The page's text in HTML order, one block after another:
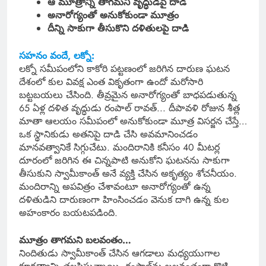
అనారోగ్యంతో అనుకోకుండా మూత్రం
దీన్ని సాకుగా తీసుకొని దళితులపై దాడి
సహనం వందే, లక్నో:
లక్నో సమీపంలోని కాకోరి పట్టణంలో జరిగిన దారుణ ఘటన
దేశంలో కుల వివక్ష ఎంత వికృతంగా ఉందో మరోసారి
బట్టబయలు చేసింది. తీవ్రమైన అనారోగ్యంతో బాధపడుతున్న
65 ఏళ్ల దళిత వృద్ధుడు రంపాల్ రావత్..‌. దీపావళి రోజున శీత్ల
మాతా ఆలయం సమీపంలో అనుకోకుండా మూత్ర విసర్జన చేస్తే…
ఒక స్థానికుడు అతనిపై దాడి చేసి అవమానించడం
మానవత్వానికే సిగ్గుచేటు. మందిరానికి కనీసం 40 మీటర్ల
దూరంలో జరిగిన ఈ చిన్నపాటి అనుకోని ఘటనను సాకుగా
తీసుకుని స్వామీకాంత్ అనే వ్యక్తి చేసిన అకృత్యం శోచనీయం.
మందిరాన్ని అపవిత్రం చేశావంటూ అనారోగ్యంతో ఉన్న
దళితుడిని దారుణంగా హింసించడం వెనుక దాగి ఉన్న కుల
అహంకారం బయటపడింది.
మూత్రం తాగమని బలవంతం…
నిందితుడు స్వామీకాంత్ చేసిన ఆగడాలు మధ్యయుగాల